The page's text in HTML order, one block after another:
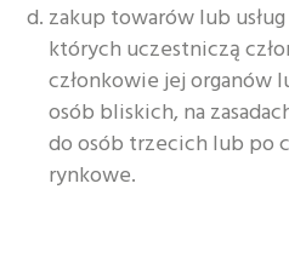
zakup towarów lub
których uczestniczą
członkowie jej organów
osób bliskich, na
do osób trzecich lub po
rynkowe.